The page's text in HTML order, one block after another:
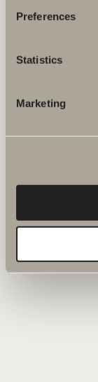
Preferences
Statistics
Marketing
Svedbergs